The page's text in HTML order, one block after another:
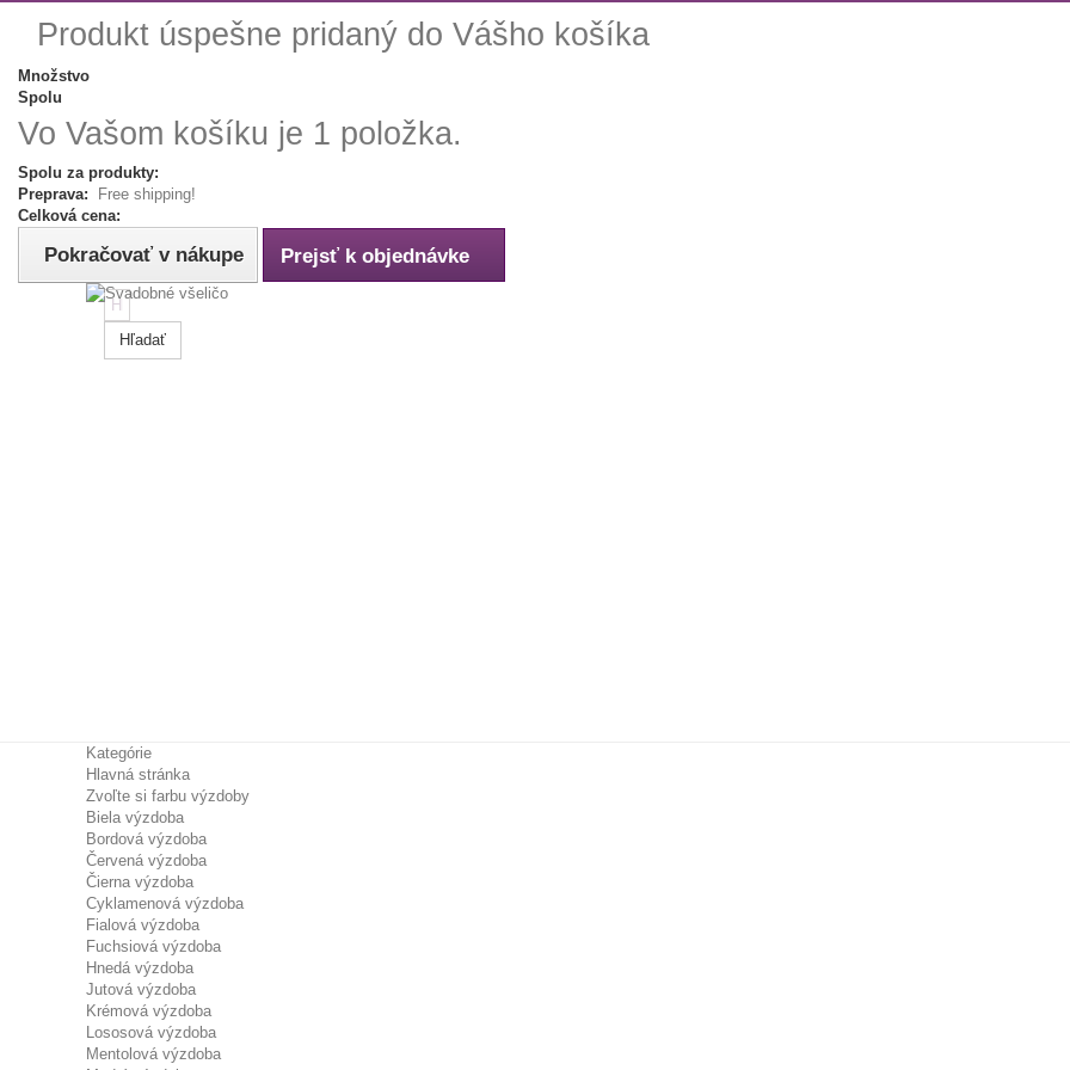
Produkt úspešne pridaný do Vášho košíka
Množstvo
Spolu
Vo Vašom košíku je 1 položka.
Spolu za produkty:
Preprava:
Free shipping!
Celková cena:
Pokračovať v nákupe Prejsť k objednávke
Hľadať
Kategórie
Hlavná stránka
Zvoľte si farbu výzdoby
Biela výzdoba
Bordová výzdoba
Červená výzdoba
Čierna výzdoba
Cyklamenová výzdoba
Fialová výzdoba
Fuchsiová výzdoba
Hnedá výzdoba
Jutová výzdoba
Krémová výzdoba
Lososová výzdoba
Mentolová výzdoba